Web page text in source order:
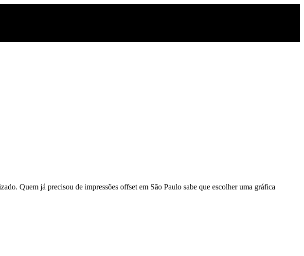
Quem já precisou de impressões offset em São Paulo sabe que escolher uma gráfica